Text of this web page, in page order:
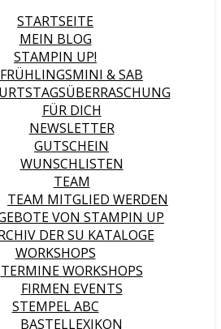
STARTSEITE
MEIN BLOG
STAMPIN UP!
FRÜHLINGSMINI & SAB
FÜR DICH
NEWSLETTER
GUTSCHEIN
WUNSCHLISTEN
TEAM
TEAM MITGLIED WERDEN
VON STAMPIN UP
DER SU KATALOGE
WORKSHOPS
TERMINE WORKSHOPS
FIRMEN EVENTS
STEMPEL ABC
BASTELLEXIKON